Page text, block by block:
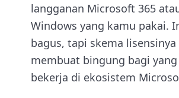
langganan Microsoft 365
Windows yang kamu pakai.
bagus, tapi skema
membuat bingung bagi
bekerja di ekosistem